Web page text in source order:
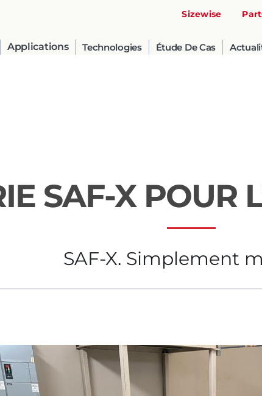
Sizewise
Applications Technologies Étude De Cas
United States
English
Russia
Hebrew
SAF-X POUR
SAF-X. Simplement